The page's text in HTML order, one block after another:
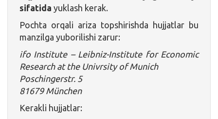
sifatida yuklash kerak.
Pochta orqali ariza topshirishda hujjatlar bu
manzilga yuborilishi zarur:
ifo Institute – Leibniz-Institute for Economic
Research at the Univrsity of Munich
Poschingerstr. 5
81679 München
Kerakli hujjatlar: